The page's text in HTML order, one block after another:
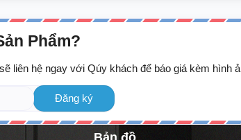
Phẩm?
liên hệ ngay với Qúy khách để báo giá kèm hình
Đăng ký
Bản đồ